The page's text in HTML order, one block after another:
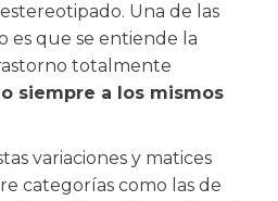
Una de las
es que se entiende la
totalmente
siempre a los mismos
variaciones y matices
categorías como las de